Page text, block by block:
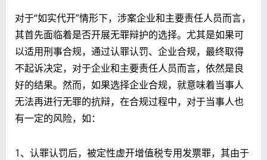
对于“如实代开”情形下，涉案企业和主要责任人员而言，
其首先面临着是否开展无罪辩护的选择。尤其是如果可
以适用刑事合规，通过认罪认罚、企业合规，最终取得
不起诉决定，对于企业和主要责任人员而言，依然是良
好的结果。然而，如果选择企业合规，就意味着当事人
无法再进行无罪的抗辩，在合规过程中，对于当事人也
有一定的风险，如：
1、认罪认罚后，被定性虚开增值税专用发票罪，其由于